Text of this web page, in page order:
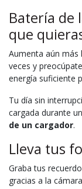
Batería de
que
Aumenta aún más
veces y
energía suficiente
Tu día sin
cargada durante un
de un cargador.
Lleva tus
Graba tus
gracias a la